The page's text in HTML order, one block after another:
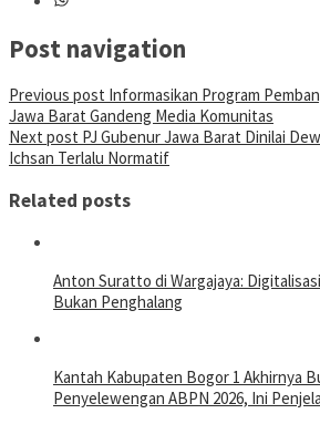
Post navigation
Previous post Informasikan Program
Jawa Barat Gandeng Media Komunitas
Next post PJ Gubenur Jawa Barat Dinilai
Ichsan Terlalu Normatif
Related posts
Anton Suratto di Wargajaya:
Bukan Penghalang
Kantah Kabupaten Bogor 1 Akhirnya
Penyelewengan ABPN 2026, Ini